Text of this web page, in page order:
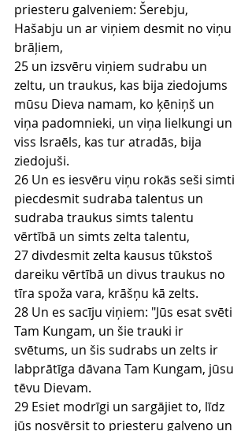
priesteru galveniem: Šerebju,
Hašabju un ar viņiem desmit no viņu
brāļiem,
25 un izsvēru viņiem sudrabu un
zeltu, un traukus, kas bija ziedojums
mūsu Dieva namam, ko ķēniņš un
viņa padomnieki, un viņa lielkungi un
viss Israēls, kas tur atradās, bija
ziedojuši.
26 Un es iesvēru viņu rokās seši simti
piecdesmit sudraba talentus un
sudraba traukus simts talentu
vērtībā un simts zelta talentu,
27 divdesmit zelta kausus tūkstoš
dareiku vērtībā un divus traukus no
tīra spoža vara, krāšņu kā zelts.
28 Un es sacīju viņiem: "Jūs esat svēti
Tam Kungam, un šie trauki ir
svētums, un šis sudrabs un zelts ir
labprātīga dāvana Tam Kungam, jūsu
tēvu Dievam.
29 Esiet modrīgi un sargājiet to, līdz
jūs nosvērsit to priesteru galveno un